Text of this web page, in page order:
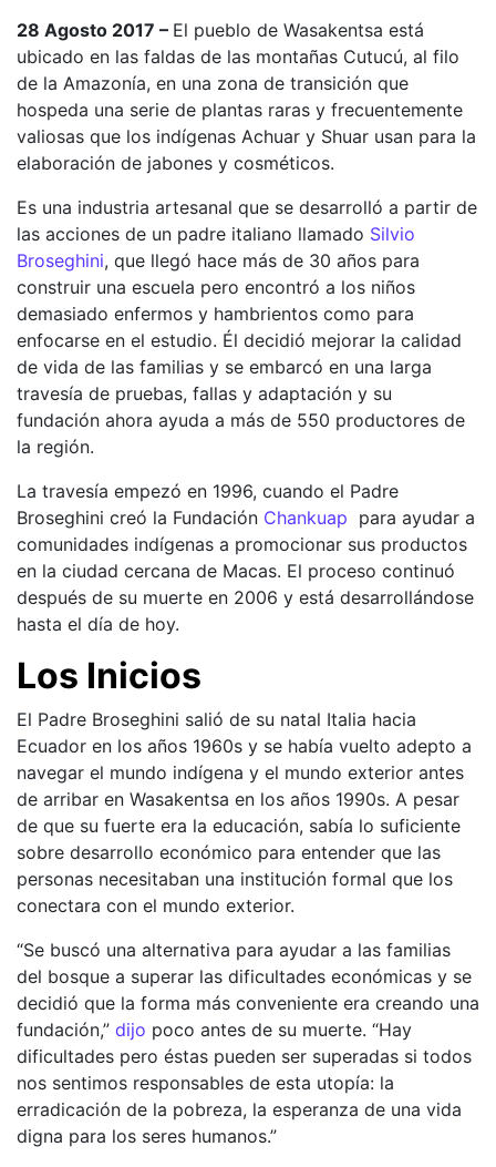
28 Agosto 2017 – El pueblo de Wasakentsa está
ubicado en las faldas de las montañas Cutucú, al filo
de la Amazonía, en una zona de transición que
hospeda una serie de plantas raras y frecuentemente
valiosas que los indígenas Achuar y Shuar usan para la
elaboración de jabones y cosméticos.
Es una industria artesanal que se desarrolló a partir de
las acciones de un padre italiano llamado Silvio
Broseghini, que llegó hace más de 30 años para
construir una escuela pero encontró a los niños
demasiado enfermos y hambrientos como para
enfocarse en el estudio. Él decidió mejorar la calidad
de vida de las familias y se embarcó en una larga
travesía de pruebas, fallas y adaptación y su
fundación ahora ayuda a más de 550 productores de
la región.
La travesía empezó en 1996, cuando el Padre
Broseghini creó la Fundación Chankuap para ayudar a
comunidades indígenas a promocionar sus productos
en la ciudad cercana de Macas. El proceso continuó
después de su muerte en 2006 y está desarrollándose
hasta el día de hoy.
Los Inicios
El Padre Broseghini salió de su natal Italia hacia
Ecuador en los años 1960s y se había vuelto adepto a
navegar el mundo indígena y el mundo exterior antes
de arribar en Wasakentsa en los años 1990s. A pesar
de que su fuerte era la educación, sabía lo suficiente
sobre desarrollo económico para entender que las
personas necesitaban una institución formal que los
conectara con el mundo exterior.
“Se buscó una alternativa para ayudar a las familias
del bosque a superar las dificultades económicas y se
decidió que la forma más conveniente era creando una
fundación,” dijo poco antes de su muerte. “Hay
dificultades pero éstas pueden ser superadas si todos
nos sentimos responsables de esta utopía: la
erradicación de la pobreza, la esperanza de una vida
digna para los seres humanos.”